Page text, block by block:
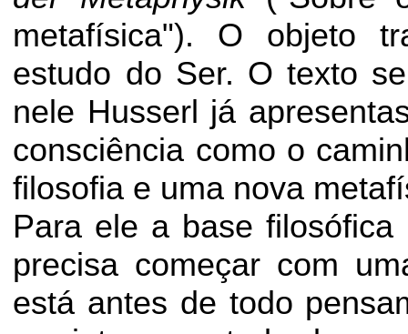
metafísica"). O objeto
estudo do Ser. O texto
nele Husserl já
consciência como o
filosofia e uma nova
Para ele a base
precisa começar com
está antes de todo